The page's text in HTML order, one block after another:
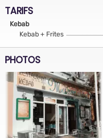
TARIFS
Kebab
Kebab + Frites
PHOTOS